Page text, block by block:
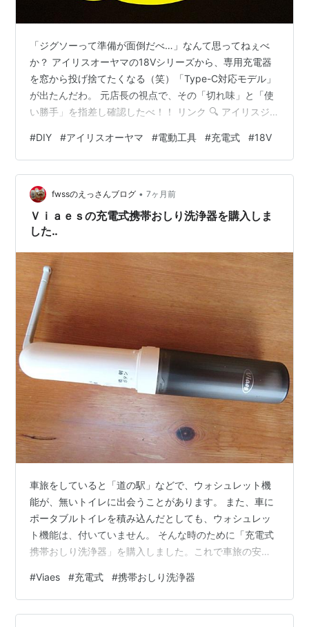
「ジグソーって準備が面倒だべ…」なんて思ってねぇべ
か？ アイリスオーヤマの18Vシリーズから、専用充電器
を窓から投げ捨てたくなる（笑）「Type-C対応モデル」
が出たんだわ。 元店長の視点で、その「切れ味」と「使
い勝手」を指差し確認したべ！！ リンク 🔍 アイリスジ
チェックポイント バッテリー 18V（18Vシリーズ共通）
草刈機や丸のこと電池を回せるべ！ 充電方式 USB Type-
C バッテリーに直接挿すだけ！画期的だべ。 ストローク
数 0 〜 2400 min-1 握り込みでスピード調整自在だべ！
切断能力 木材 約45mm…
#DIY #アイリスオーヤマ #電動工具 #充電式 #18V
fwssのえっさんブログ • 7ヶ月前
Ｖｉａｅｓの充電式携帯おしり洗浄器を購入しま
した‥
車旅をしていると「道の駅」などで、ウォシュレット機
能が、無いトイレに出会うことがあります。 また、車に
ポータブルトイレを積み込んだとしても、ウォシュレッ
ト機能は、付いていません。 そんな時のために「充電式
携帯おしり洗浄器」を購入しました。これで車旅の安心
ス）【正規品】充電式 携帯おしり洗浄器【水圧強い スト
ロングモード搭載】（USBケーブル、予備ノズル、専用
ポーチ） 電源不要 簡易 シャワー ウォッシュ トイレ ハン
#Viaes #充電式 #携帯おしり洗浄器